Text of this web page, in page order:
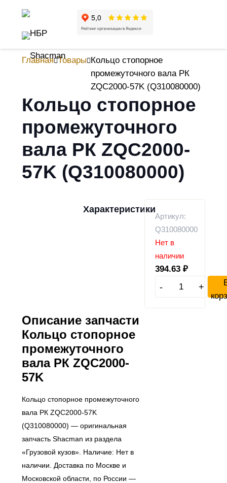
Главная Товары Кольцо стопорное
промежуточного вала РК
ZQC2000-57K (Q310080000)
Кольцо стопорное
промежуточного
вала РК ZQC2000-
57K (Q310080000)
Характеристики
Артикул:
Q310080000
Нет в
наличии
394.63 ₽
- +
Описание запчасти
Кольцо стопорное
промежуточного
вала РК ZQC2000-
57K
Кольцо стопорное промежуточного
вала РК ZQC2000-57K
(Q310080000) — оригинальная
запчасть Shacman из раздела
«Грузовой кузов». Наличие: Нет в
наличии. Доставка по Москве и
Московской области, по России —